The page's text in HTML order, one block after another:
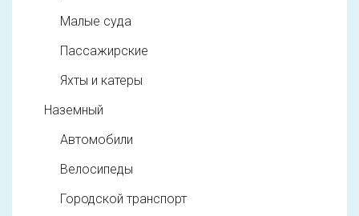
Малые суда
Пассажирские
Яхты и катеры
Наземный
Автомобили
Велосипеды
Городской транспорт